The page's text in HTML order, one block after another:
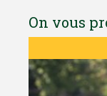
On vous